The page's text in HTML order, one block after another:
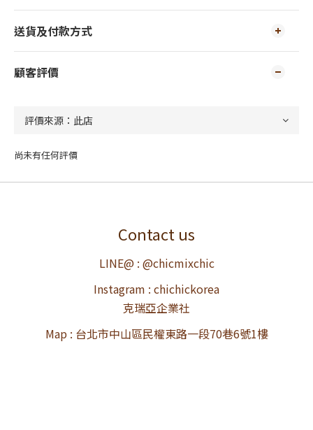
送貨及付款方式
顧客評價
尚未有任何評價
Contact us
LINE@ : @chicmixchic
Instagram : chichickorea
克瑞亞企業社
Map : 台北市中山區民權東路一段70巷6號1樓